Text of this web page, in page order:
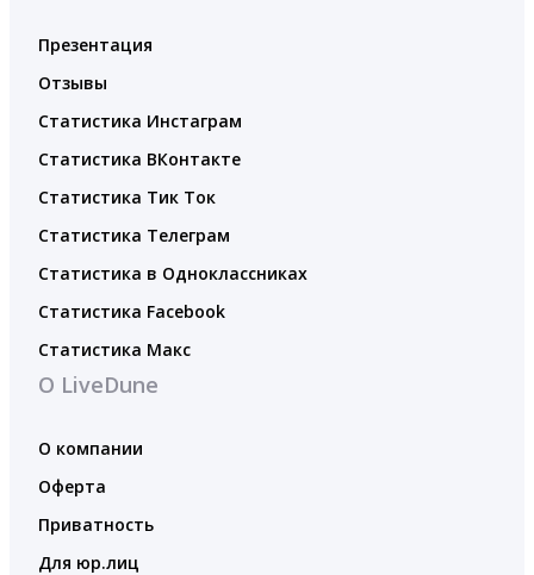
Презентация
Отзывы
Статистика Инстаграм
Статистика ВКонтакте
Статистика Тик Ток
Статистика Телеграм
Статистика в Одноклассниках
Статистика Facebook
Статистика Макс
О LiveDune
О компании
Оферта
Приватность
Для юр.лиц